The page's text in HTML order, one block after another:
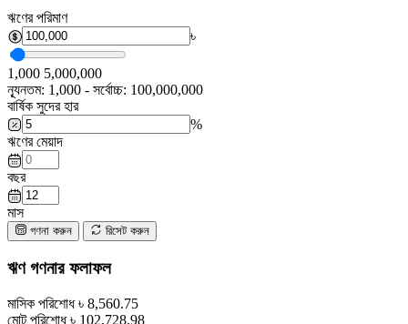
ঋণের পরিমাণ
৳
1,000 5,000,000
ন্যূনতম: 1,000 - সর্বোচ্চ: 100,000,000
বার্ষিক সুদের হার
%
ঋণের মেয়াদ
বছর
মাস
গণনা করুন রিসেট করুন
ঋণ গণনার ফলাফল
মাসিক পরিশোধ ৳ 8,560.75
মোট পরিশোধ ৳ 102,728.98